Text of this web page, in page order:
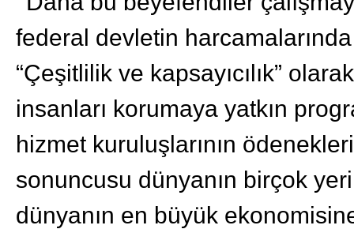
federal devletin
“Çeşitlilik ve kapsayıcılık”
insanları korumaya yatkın
hizmet kuruluşlarının
sonuncusu dünyanın birçok
dünyanın en büyük